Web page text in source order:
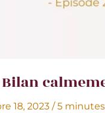
Bilan
18, 2023 /5